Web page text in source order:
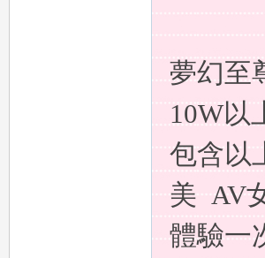
夢幻至
10W以
包含以
美 AV
體驗一